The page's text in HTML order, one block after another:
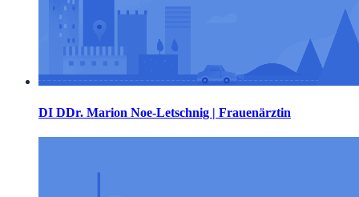
DI DDr. Marion Noe-Letschnig | Frauenärztin